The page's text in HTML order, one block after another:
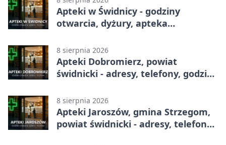
Apteki w Świdnicy - godziny
otwarcia, dyżury, apteka
8 sierpnia 2026
Apteki Dobromierz, powiat
świdnicki - adresy, telefony, godziny
8 sierpnia 2026
Apteki Jaroszów, gmina Strzegom,
powiat świdnicki - adresy, telefony,